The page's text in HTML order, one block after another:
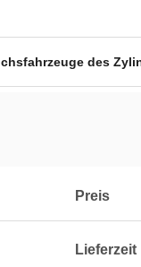
des
Preis
Lieferzeit